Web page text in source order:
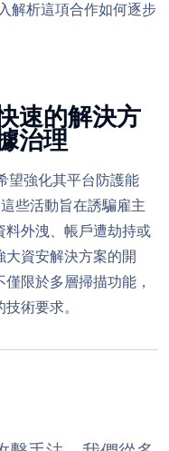
解析這項合作如何逐步
速的解決方
治理
望強化其平台防護能
些活動旨在誘騙雇主
料外洩、帳戶遭劫持或
資安解決方案的開
限於多層掃描功能，
術要求。